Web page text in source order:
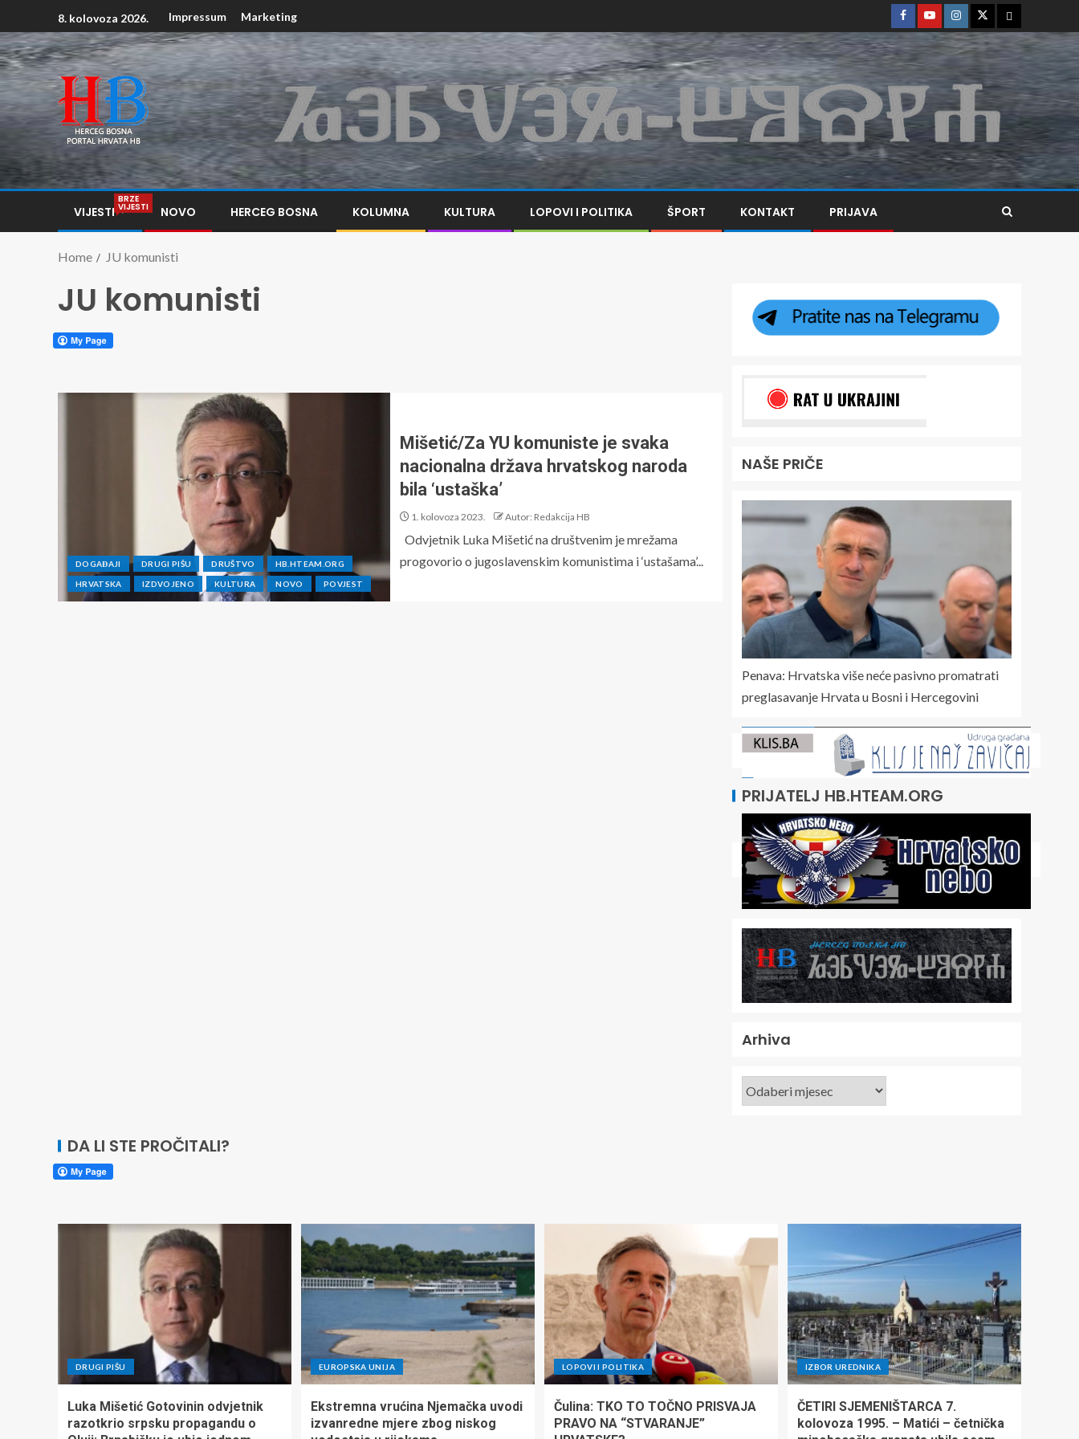
8. kolovoza 2026. Impressum Marketing
VIJESTI
BRZE
VIJESTI NOVO HERCEG BOSNA KOLUMNA KULTURA LOPOVI I POLITIKA ŠPORT KONTAKT PRIJAVA
Home JU komunisti
JU komunisti
DOGAĐAJI DRUGI PIŠU DRUŠTVO HB.HTEAM.ORG
HRVATSKA IZDVOJENO KULTURA NOVO POVJEST
Mišetić/Za YU komuniste je svaka
nacionalna država hrvatskog naroda
bila ‘ustaška’
1. kolovoza 2023. Autor: Redakcija HB
Odvjetnik Luka Mišetić na društvenim je mrežama
progovorio o jugoslavenskim komunistima i ‘ustašama’...
NAŠE PRIČE
Penava: Hrvatska više neće pasivno promatrati
preglasavanje Hrvata u Bosni i Hercegovini
PRIJATELJ HB.HTEAM.ORG
Arhiva
DA LI STE PROČITALI?
DRUGI PIŠU
Luka Mišetić Gotovinin odvjetnik
razotkrio srpsku propagandu o
EUROPSKA UNIJA
Ekstremna vrućina Njemačka uvodi
izvanredne mjere zbog niskog
LOPOVI I POLITIKA
Čulina: TKO TO TOČNO PRISVAJA
PRAVO NA “STVARANJE”
IZBOR UREDNIKA
ČETIRI SJEMENIŠTARCA 7.
kolovoza 1995. – Matići – četnička